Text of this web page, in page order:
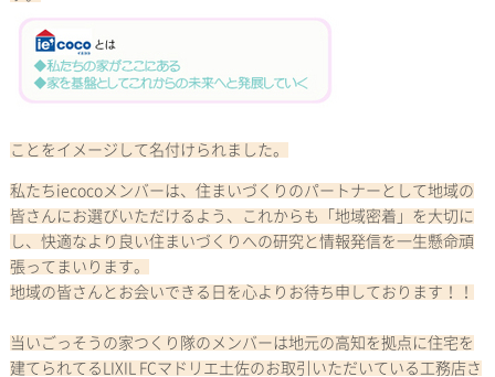
ことをイメージして名付けられました。
私たちiecocoメンバーは、住まいづくりのパートナーとして地域の
皆さんにお選びいただけるよう、これからも「地域密着」を大切に
し、快適なより良い住まいづくりへの研究と情報発信を一生懸命頑
張ってまいります。
地域の皆さんとお会いできる日を心よりお待ち申しております！！
当いごっそうの家つくり隊のメンバーは地元の高知を拠点に住宅を
建てられてるLIXIL FCマドリエ土佐のお取引いただいている工務店さ